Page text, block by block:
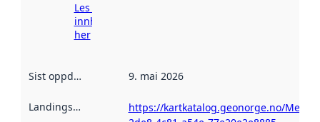
Les meir om
innhenting
her
Sist oppdatert 9. mai 2026
Landingsside
https://kartkatalog.geonorge.no/